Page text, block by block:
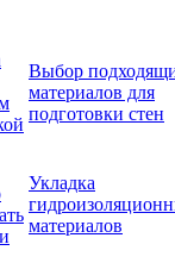
Выбор
материалов для
подготовки стен
Укладка
материалов